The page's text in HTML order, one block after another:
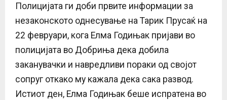
Полицијата ги доби првите информации за
незаконското однесување на Тарик Прусаќ на
22 февруари, кога Елма Годињак пријави во
полицијата во Добриња дека добила
заканувачки и навредливи пораки од својот
сопруг откако му кажала дека сака развод.
Истиот ден, Елма Годињак беше испратена во